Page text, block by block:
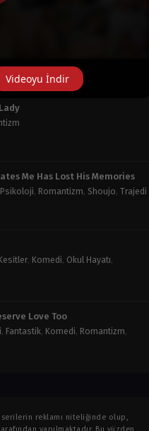
Me Has Lost His Memories
Psikoloji, Romantizm, Shoujo, Trajedi
, Komedi, Okul Hayatı,
Love Too
, Fantastik, Komedi, Romantizm,
reklamı niteliğinde olup,
Videoyu İndir